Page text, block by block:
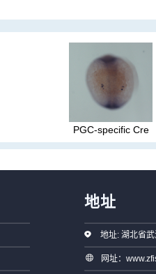
PGC-specific Cre
地址
地址: 湖北省
网址：